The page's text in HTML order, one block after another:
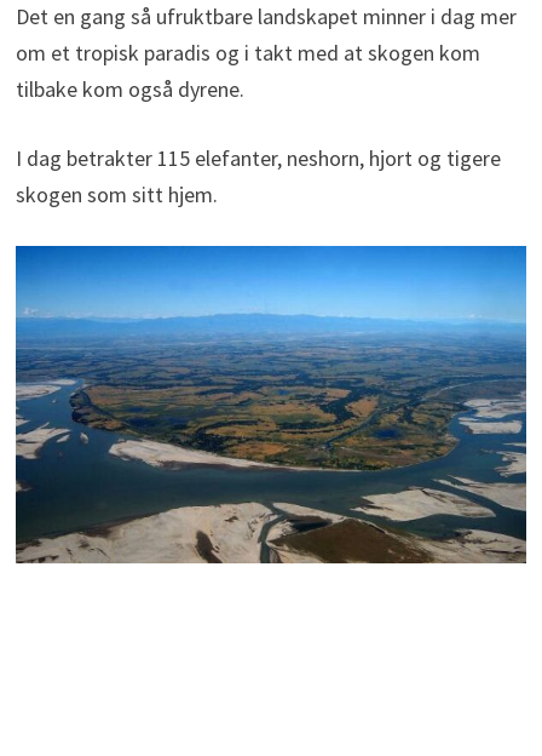
Det en gang så ufruktbare landskapet minner i dag mer
om et tropisk paradis og i takt med at skogen kom
tilbake kom også dyrene.
I dag betrakter 115 elefanter, neshorn, hjort og tigere
skogen som sitt hjem.